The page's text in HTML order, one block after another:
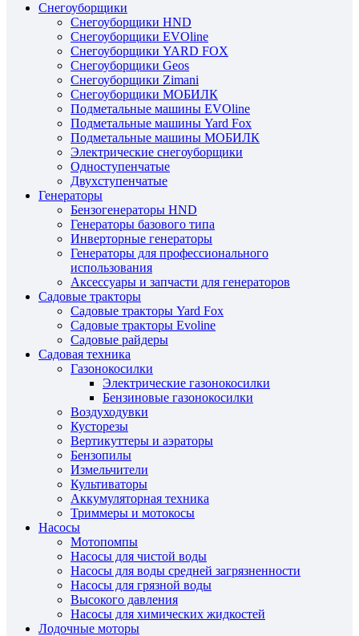
Снегоуборщики
Снегоуборщики HND
Снегоуборщики EVOline
Снегоуборщики YARD FOX
Снегоуборщики Geos
Снегоуборщики Zimani
Снегоуборщики МОБИЛК
Подметальные машины EVOline
Подметальные машины Yard Fox
Подметальные машины МОБИЛК
Электрические снегоуборщики
Одноступенчатые
Двухступенчатые
Генераторы
Бензогенераторы HND
Генераторы базового типа
Инверторные генераторы
Генераторы для профессионального
использования
Аксессуары и запчасти для генераторов
Садовые тракторы
Садовые тракторы Yard Fox
Садовые тракторы Evoline
Садовые райдеры
Садовая техника
Газонокосилки
Электрические газонокосилки
Бензиновые газонокосилки
Воздуходувки
Кусторезы
Вертикуттеры и аэраторы
Бензопилы
Измельчители
Культиваторы
Аккумуляторная техника
Триммеры и мотокосы
Насосы
Мотопомпы
Насосы для чистой воды
Насосы для воды средней загрязненности
Насосы для грязной воды
Высокого давления
Насосы для химических жидкостей
Лодочные моторы